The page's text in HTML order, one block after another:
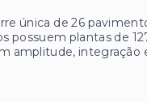
única de 26
possuem plantas de
amplitude, integração